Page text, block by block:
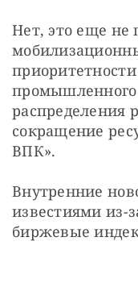
Нет, это еще не
промышленного
распределения
сокращение
ВПК».
Внутренние
известиями из-
биржевые